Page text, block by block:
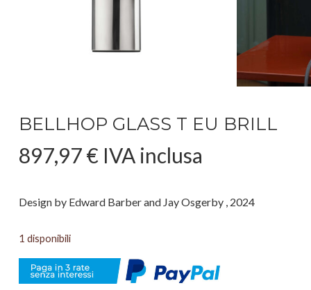
BELLHOP GLASS T EU BRILL
897,97€ IVA inclusa
Design by Edward Barber and Jay Osgerby , 2024
1 disponibili